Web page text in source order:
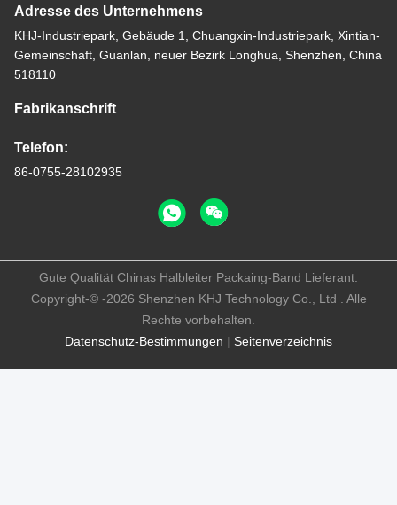
Adresse des Unternehmens
KHJ-Industriepark, Gebäude 1, Chuangxin-Industriepark, Xintian-
Gemeinschaft, Guanlan, neuer Bezirk Longhua, Shenzhen, China
518110
Fabrikanschrift
Telefon:
86-0755-28102935
Datenschutz-Bestimmungen | Seitenverzeichnis
Gute Qualität Chinas Halbleiter Packaing-Band Lieferant.
Copyright-© -2026 Shenzhen KHJ Technology Co., Ltd . Alle
Rechte vorbehalten.